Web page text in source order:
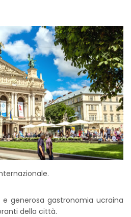
e generosa gastronomia ucraina
della città.